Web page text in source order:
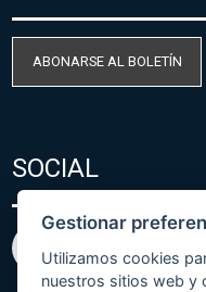
ABONARSE AL BOLETÍN
SOCIAL
Gestionar
Utilizamos cookies
nuestros sitios web y